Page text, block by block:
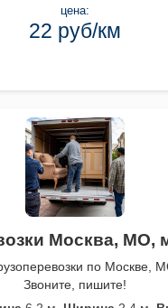
цена:
22 руб/км
Москва, МО,
по Москве,
Звоните, пишите!